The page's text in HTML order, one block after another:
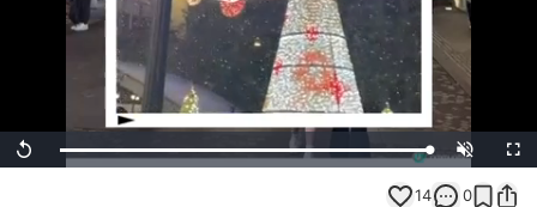
Replay Loaded:
100.00%
Unmute
14 0